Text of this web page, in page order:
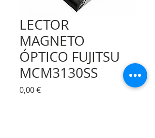
LECTOR
MAGNETO
ÓPTICO FUJITSU
MCM3130SS
0,00 €Precio